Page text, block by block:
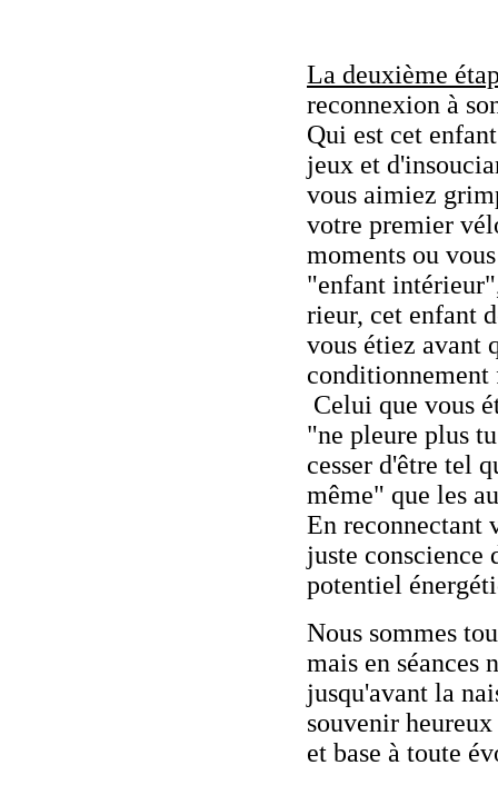
La deuxième
reconnexion à
Qui est cet
jeux et
vous aimiez
votre premier
moments ou
"enfant
rieur, cet enfant
vous étiez avant
conditionnement
Celui que vous
"ne pleure plus
cesser d'être tel
même" que les
En reconnectant
juste conscience
potentiel
Nous sommes
mais en séances
jusqu'avant la
souvenir
et base à toute